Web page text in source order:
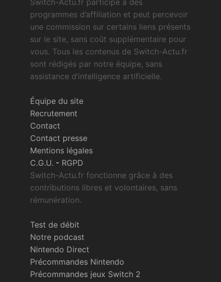
programmes d’affiliation et peut percevoir
une commission sur certains liens présents
sur le site, sans coût supplémentaire pour
vous. Tous les contenus de Switch-Actu.fr
sont rédigés par notre équipe, sans
assistance d’intelligence artificielle.
Équipe du site
Recrutement
Contact
Contact presse
Mentions légales
C.G.U. - RGPD
Switch-Actu.fr fonctionne grâce à des
contributions libres et volontaires, sans
rémunération.
Test de débit
Notre podcast
Nintendo Direct
Précommandes Nintendo
Précommandes jeux Switch 2